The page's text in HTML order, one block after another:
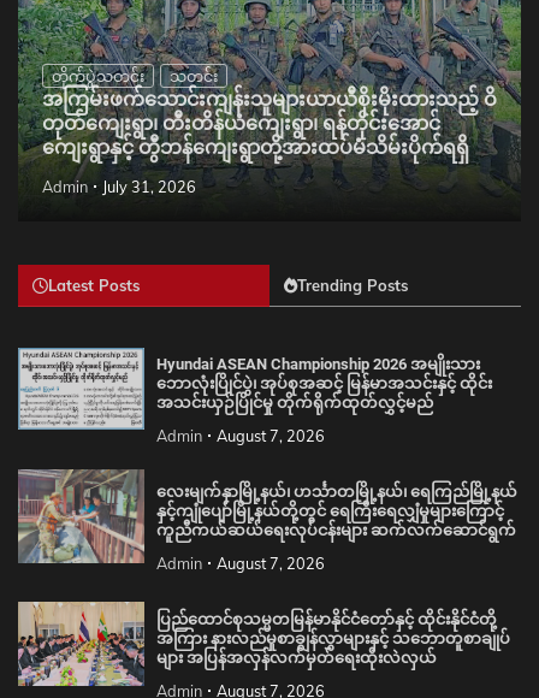
တိုက်ပွဲသတင်း သတင်း
အကြမ်းဖက်သောင်းကျန်းသူများယာယီစိုးမိုးထားသည့် ဝိ
တုတ်ကျေးရွာ၊ တီးတိန်ယံကျေးရွာ၊ ရန်တိုင်းအောင်
ကျေးရွာနှင့် တွီဘန်ကျေးရွာတို့အားထပ်မံသိမ်းပိုက်ရရှိ
Admin July 31, 2026
Latest Posts Trending Posts
Hyundai ASEAN Championship 2026 အမျိုးသား
ဘောလုံးပြိုင်ပွဲ၊ အုပ်စုအဆင့် မြန်မာအသင်းနှင့် ထိုင်း
အသင်းယှဉ်ပြိုင်မှု တိုက်ရိုက်ထုတ်လွှင့်မည်
Admin August 7, 2026
လေးမျက်နှာမြို့နယ်၊ ဟင်္သာတမြို့နယ်၊ ရေကြည်မြို့နယ်
နှင့်ကျုံပျော်မြို့နယ်တို့တွင် ရေကြီးရေလျှံမှုများကြောင့်
ကူညီကယ်ဆယ်ရေးလုပ်ငန်းများ ဆက်လက်ဆောင်ရွက်
Admin August 7, 2026
ပြည်ထောင်စုသမ္မတမြန်မာနိုင်ငံတော်နှင့် ထိုင်းနိုင်ငံတို့
အကြား နားလည်မှုစာချွန်လွှာများနှင့် သဘောတူစာချုပ်
များ အပြန်အလှန်လက်မှတ်ရေးထိုးလဲလှယ်
Admin August 7, 2026